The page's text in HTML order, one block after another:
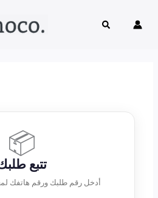
Rechercher
📦
تتبع
أدخل رقم طلبك ورقم هاتفك